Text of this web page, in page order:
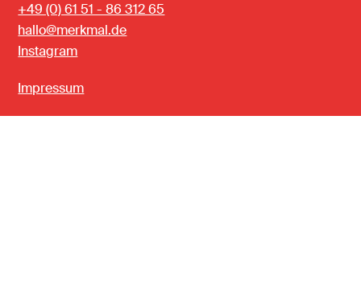
+49 (0) 61 51 - 86 312 65
hallo@merkmal.de
Instagram
Impressum